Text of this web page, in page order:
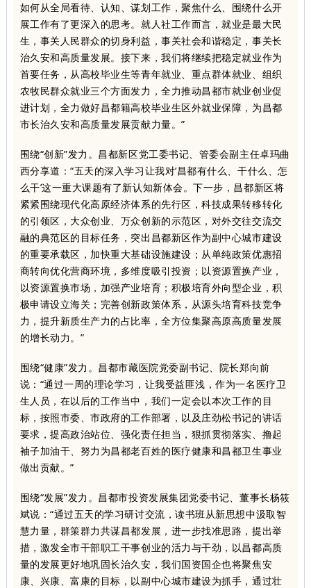
如何从全局看待、认知、谋划工作，聚焦什么、围绕什么开
展工作有了更深入的思考。就人社工作而言，就业是最大民
生，事关人民群众的切身利益，事关社会和谐稳定，事关长
治久安和高质量发展。接下来，我们将继续把稳定就业作为
首要任务，从高校毕业生等青年就业、重点群体就业、组织
农牧民群众就业三个方面发力，全力推动昌都市就业创业促
进计划，全力做好昌都籍高校毕业生区外就业保障，为昌都
市长治久安和高质量发展贡献力量。”
围绕“创新”发力。昌都新区党工委书记、管委会副主任卓玛曲
西分享道：“五天的深入学习让我对‘昌都有什么、干什么、怎
么干’这一重大课题有了新认知新体会。下一步，昌都新区将
紧紧围绕现代化高原经济体系的先行区，科技成果转移转化
的引领区，大众创业、万众创新的示范区，对外交往交流交
融的典范区的目标任务，突出昌都新区作为副中心城市建设
的重要承载区，加快重大基础设施建设；从单纯政策优惠招
商转向优化营商环境，多维度吸引投资；以资源置换产业，
以资源置换市场，加强产业培育；积极培育外向型企业，积
极申请设立海关；完善创新政策体系，从源头培育科技竞争
力，提升新质生产力的占比率，全方位集聚高原高质量发展
的增长动力。”
围绕“健康”发力。昌都市藏医院党委副书记、院长郑向前
说：“通过一周的理论学习，让我受益匪浅，作为一名医疗卫
生人员，在以后的工作当中，我们一定会以本次工作的目
标，按照市委、市政府的工作部署，以及庄劲松书记的讲话
要求，提高政治站位、强化责任担当，狠抓贯彻落实、撸起
袖子加油干、努力为昌都老百姓的医疗健康和昌都卫生事业
做出贡献。”
围绕“发展”发力。昌都市投资发展集团党委书记、董事长杨筱
斌说：“通过五天的学习研讨交流，读书班从新思想中汲取智
慧力量，群策群力共谋昌都发展，进一步找准思路，提出举
措，激发全市干部职工干事创业的活力与干劲，以昌都高质
量的发展更好地巩固长治久安，我们国资国企也将聚焦安
康、兴康、富康的目标，以副中心城市建设为抓手，通过壮